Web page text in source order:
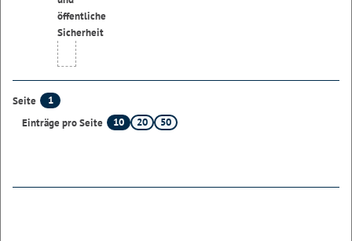
Seite
1
Einträge pro Seite
10 20 50